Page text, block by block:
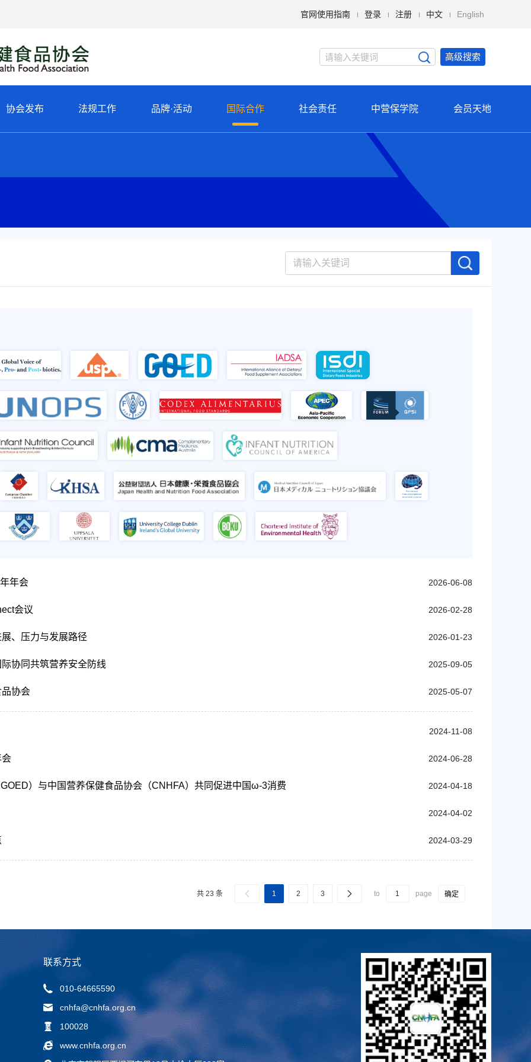
官网使用指南 登录 注册 中文 English
高级搜索
协会发布 法规工作 品牌·活动 国际合作 社会责任 中营保学院 会员天地
年会 2026-06-08
会议 2026-02-28
、压力与发展路径 2026-01-23
协同共筑营养安全防线 2025-09-05
协会 2025-05-07
2024-11-08
会 2024-06-28
）与中国营养保健食品协会（CNHFA）共同促进中国ω-3消费 2024-04-18
2024-04-02
2024-03-29
共 23 条 1 2 3 to page 确定
联系方式
010-64665590
cnhfa@cnhfa.org.cn
100028
www.cnhfa.org.cn